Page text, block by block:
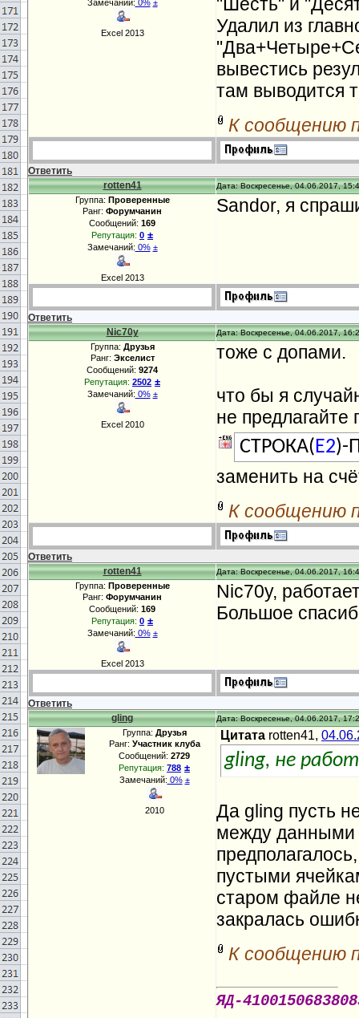
Замечаний: 0% ±
Excel 2013
Удалил из
вывестись
там выводится
К сообщению
Ответить
rotten41
Дата: Воскресенье, 04.06.2017,
Группа: Проверенные
Ранг: Форумчанин
Сообщений: 169
Репутация: 0 ±
Замечаний: 0% ±
Excel 2013
Sandor, я
Ответить
Nic70y
Дата: Воскресенье, 04.06.2017,
Группа: Друзья
Ранг: Экселист
Сообщений: 9274
Репутация: 2502 ±
Замечаний: 0% ±
Excel 2010
тоже с допами.
что бы я
не предлагайте
СТРОКА(E2)-
заменить на
К сообщению
Ответить
rotten41
Дата: Воскресенье, 04.06.2017,
Группа: Проверенные
Ранг: Форумчанин
Сообщений: 169
Репутация: 0 ±
Замечаний: 0% ±
Excel 2013
Nic70y,
Большое
Ответить
gling
Дата: Воскресенье, 04.06.2017,
Группа: Друзья
Ранг: Участник клуба
Сообщений: 2729
Репутация: 788 ±
Замечаний: 0% ±
2010
Цитата rotten41,
gling, не
Да gling пусть
между данными
пустыми
старом файле
закралась
К сообщению
ЯД-